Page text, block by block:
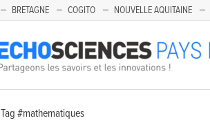
BRETAGNE COGITO NOUVELLE AQUITAINE
Tag #mathematiques